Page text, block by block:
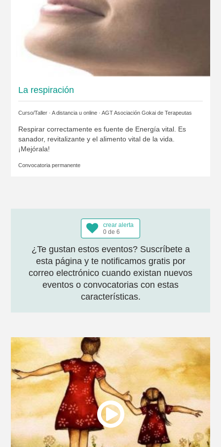
La respiración
Curso/Taller · A distancia u online · AGT Asociación Gokai de Terapeutas
Respirar correctamente es fuente de Energía vital. Es
sanador, revitalizante y el alimento vital de la vida.
¡Mejórala!
Convocatoria permanente
crear alerta
0 de 6
¿Te gustan estos eventos? Suscríbete a
esta página y te notificamos gratis por
correo electrónico cuando existan nuevos
eventos o convocatorias con estas
características.